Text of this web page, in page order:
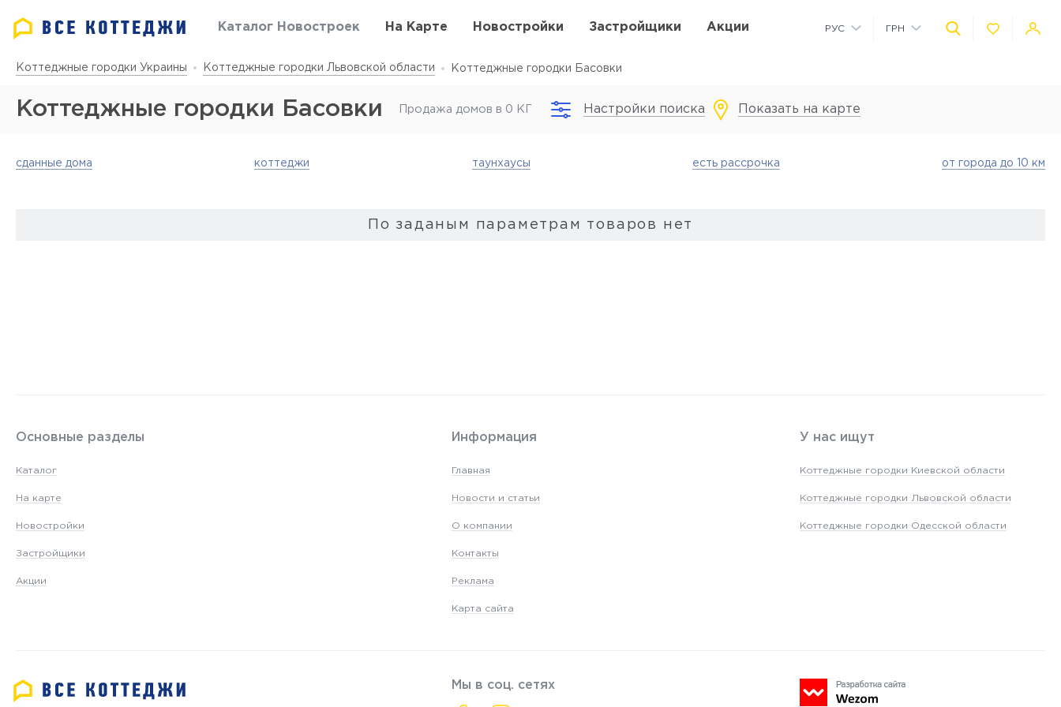
Каталог Новостроек На Карте Новостройки Застройщики Акции РУС ГРН
Коттеджные городки Украины Коттеджные городки Львовской области Коттеджные городки Басовки
Коттеджные городки Басовки Продажа домов в 0 КГ Настройки поиска Показать на карте
сданные дома коттеджи таунхаусы есть рассрочка от города до 10 км
По заданым параметрам товаров нет
Основные разделы
Каталог
На карте
Новостройки
Застройщики
Акции
Информация
Главная
Новости и статьи
О компании
Контакты
Реклама
Карта сайта
У нас ищут
Коттеджные городки Киевской области
Коттеджные городки Львовской области
Коттеджные городки Одесской области
Мы в соц. сетях